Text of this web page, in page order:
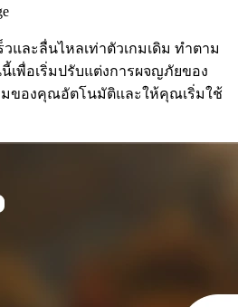
วและลื่นไหลเท่าตัวเกมเดิม ทำตาม
พื่อเริ่มปรับแต่งการผจญภัยของ
มของคุณอัตโนมัติและให้คุณเริ่มใช้